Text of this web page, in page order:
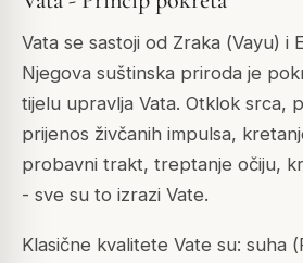
Vata se sastoji od Zraka (Vayu) i
Njegova suštinska priroda je
tijelu upravlja Vata. Otklok srca,
prijenos živčanih impulsa,
probavni trakt, treptanje očiju,
- sve su to izrazi Vate.
Klasične kvalitete Vate su: suha (